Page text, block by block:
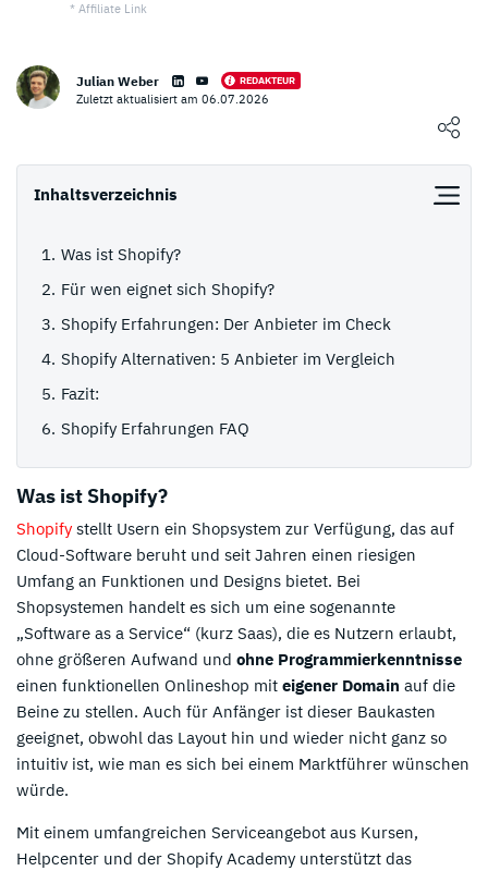
* Affiliate Link
Eigenen Erfahrungsbericht schreiben
NUTZER BEWERTUNG 0
4 Sterne
3 Sterne
Julian Weber REDAKTEUR
Zuletzt aktualisiert am 06.07.2026
Inhaltsverzeichnis
Was ist Shopify?
Für wen eignet sich Shopify?
Shopify Erfahrungen: Der Anbieter im Check
Shopify Alternativen: 5 Anbieter im Vergleich
Fazit:
Shopify Erfahrungen FAQ
Was ist Shopify?
Shopify stellt Usern ein Shopsystem zur Verfügung, das auf
Cloud-Software beruht und seit Jahren einen riesigen
Umfang an Funktionen und Designs bietet. Bei
Shopsystemen handelt es sich um eine sogenannte
„Software as a Service“ (kurz Saas), die es Nutzern erlaubt,
ohne größeren Aufwand und ohne Programmierkenntnisse
einen funktionellen Onlineshop mit eigener Domain auf die
Beine zu stellen. Auch für Anfänger ist dieser Baukasten
geeignet, obwohl das Layout hin und wieder nicht ganz so
intuitiv ist, wie man es sich bei einem Marktführer wünschen
würde.
Mit einem umfangreichen Serviceangebot aus Kursen,
Helpcenter und der Shopify Academy unterstützt das